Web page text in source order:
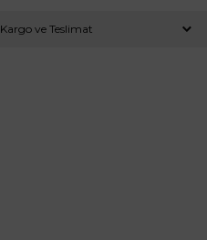
Kargo ve Teslimat